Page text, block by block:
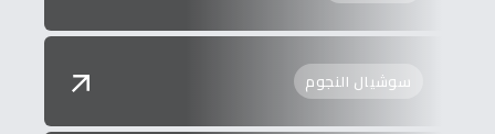
سوشيال النجوم